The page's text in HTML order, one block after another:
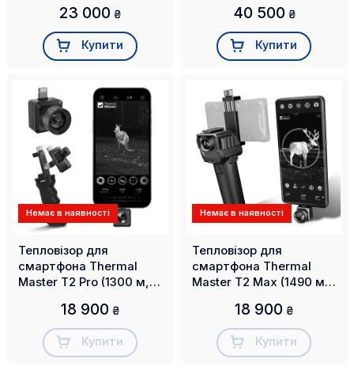
23 000 ₴
Купити
40 500 ₴
Купити
Немає в наявності
Тепловізор для
смартфона Thermal
Master T2 Pro (1300 м,
18 900 ₴
Купити
Немає в наявності
Тепловізор для
смартфона Thermal
Master T2 Max (1490 м,
18 900 ₴
Купити